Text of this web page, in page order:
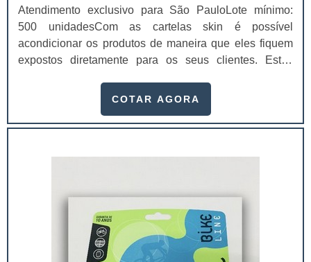
Atendimento exclusivo para São PauloLote mínimo:
500 unidadesCom as cartelas skin é possível
acondicionar os produtos de maneira que eles fiquem
expostos diretamente para os seus clientes. Estas
ótimos resultados para o ponto de vendas.A proteção
que ocorre com uma reação física por calor, na qual o
COTAR AGORA